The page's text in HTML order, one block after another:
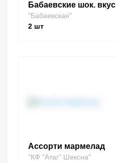
Бабаевские шок. вкус
"Бабаевская"
2 шт
Ассорти мармелад
"КФ "Атаг" Шексна"